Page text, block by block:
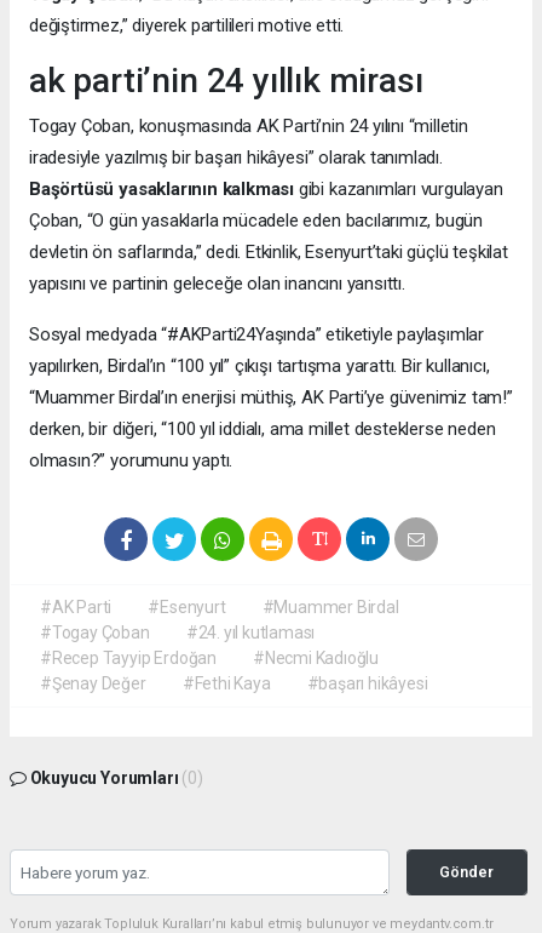
değiştirmez,” diyerek partilileri motive etti.
ak parti’nin 24 yıllık mirası
Togay Çoban, konuşmasında AK Parti’nin 24 yılını “milletin
iradesiyle yazılmış bir başarı hikâyesi” olarak tanımladı.
Başörtüsü yasaklarının kalkması gibi kazanımları vurgulayan
Çoban, “O gün yasaklarla mücadele eden bacılarımız, bugün
devletin ön saflarında,” dedi. Etkinlik, Esenyurt’taki güçlü teşkilat
yapısını ve partinin geleceğe olan inancını yansıttı.
Sosyal medyada “#AKParti24Yaşında” etiketiyle paylaşımlar
yapılırken, Birdal’ın “100 yıl” çıkışı tartışma yarattı. Bir kullanıcı,
“Muammer Birdal’ın enerjisi müthiş, AK Parti’ye güvenimiz tam!”
derken, bir diğeri, “100 yıl iddialı, ama millet desteklerse neden
olmasın?” yorumunu yaptı.
#AK Parti #Esenyurt
#Muammer Birdal
#Togay Çoban
#24. yıl kutlaması
#Recep Tayyip Erdoğan
#Necmi Kadıoğlu
#Şenay Değer
#Fethi Kaya #başarı hikâyesi
Okuyucu Yorumları (0)
Gönder
Yorum yazarak Topluluk Kuralları’nı kabul etmiş bulunuyor ve meydantv.com.tr